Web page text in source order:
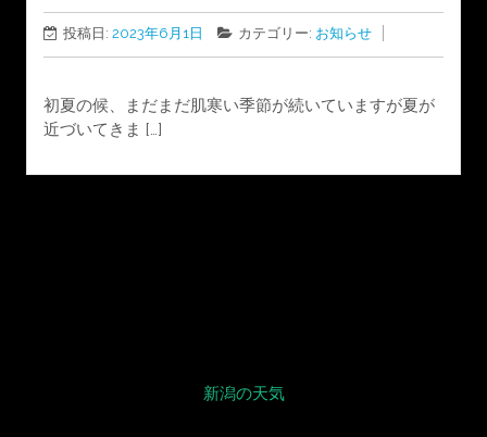
投稿日: 2023年6月1日 カテゴリー: お知らせ
初夏の候、まだまだ肌寒い季節が続いていますが夏が
近づいてきま […]
新潟の天気